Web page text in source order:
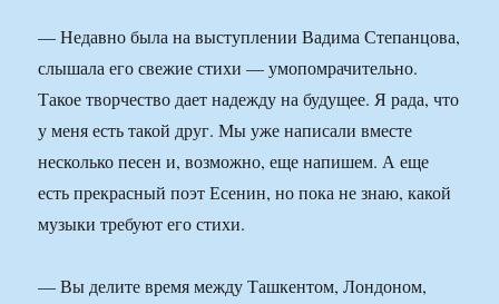
— Недавно была на выступлении Вадима Степанцова,
слышала его свежие стихи — умопомрачительно.
Такое творчество дает надежду на будущее. Я рада, что
у меня есть такой друг. Мы уже написали вместе
несколько песен и, возможно, еще напишем. А еще
есть прекрасный поэт Есенин, но пока не знаю, какой
музыки требуют его стихи.
— Вы делите время между Ташкентом, Лондоном,